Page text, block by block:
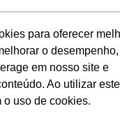
para oferecer
o
em nosso site e
Ao utilizar
o uso de cookies.
para oferecer
o
em nosso site e
Ao utilizar
o uso de cookies.